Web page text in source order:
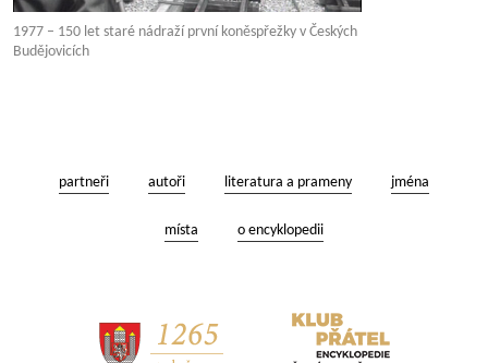
1977 – 150 let staré nádraží první koněspřežky v Českých
Budějovicích
partneři autoři literatura a prameny jména
místa o encyklopedii